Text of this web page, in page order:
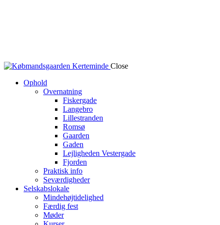
Close
Ophold
Overnatning
Fiskergade
Langebro
Lillestranden
Romsø
Gaarden
Gaden
Lejligheden Vestergade
Fjorden
Praktisk info
Seværdigheder
Selskabslokale
Mindehøjtidelighed
Færdig fest
Møder